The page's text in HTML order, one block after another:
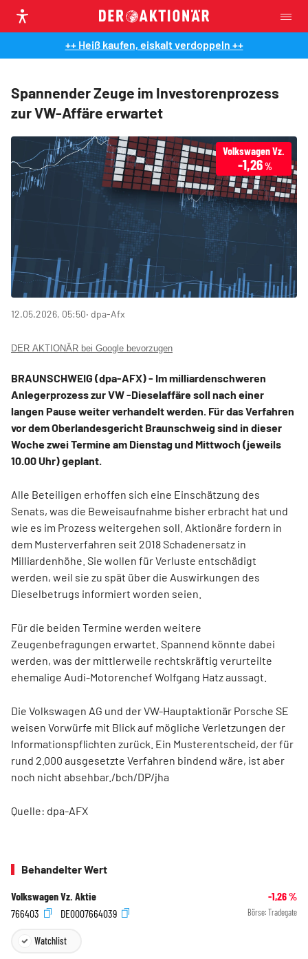
++ Heiß kaufen, eiskalt verdoppeln ++
Spannender Zeuge im Investorenprozess
zur VW-Affäre erwartet
Volkswagen Vz.
-1,26%
12.05.2026, 05:50‧ dpa-Afx
DER AKTIONÄR bei Google bevorzugen
BRAUNSCHWEIG (dpa-AFX) - Im milliardenschweren
Anlegerprozess zur VW-Dieselaffäre soll nach einer
langen Pause weiter verhandelt werden. Für das Verfahren
vor dem Oberlandesgericht Braunschweig sind in dieser
Woche zwei Termine am Dienstag und Mittwoch (jeweils
10.00 Uhr) geplant.
Alle Beteiligen erhoffen sich eine Einschätzung des
Senats, was die Beweisaufnahme bisher erbracht hat und
wie es im Prozess weitergehen soll. Aktionäre fordern in
dem Musterverfahren seit 2018 Schadenersatz in
Milliardenhöhe. Sie wollen für Verluste entschädigt
werden, weil sie zu spät über die Auswirkungen des
Dieselbetrugs informiert worden seien.
Für die beiden Termine werden weitere
Zeugenbefragungen erwartet. Spannend könnte dabei
werden, was der mittlerweile rechtskräftig verurteilte
ehemalige Audi-Motorenchef Wolfgang Hatz aussagt.
Die Volkswagen AG und der VW-Hauptaktionär Porsche SE
weisen Vorwürfe mit Blick auf mögliche Verletzungen der
Informationspflichten zurück. Ein Musterentscheid, der für
rund 2.000 ausgesetzte Verfahren bindend wäre, ist aber
noch nicht absehbar./bch/DP/jha
Quelle: dpa-AFX
Behandelter Wert
Volkswagen Vz. Aktie -1,26%
766403
DE0007664039 Börse: Tradegate
Watchlist